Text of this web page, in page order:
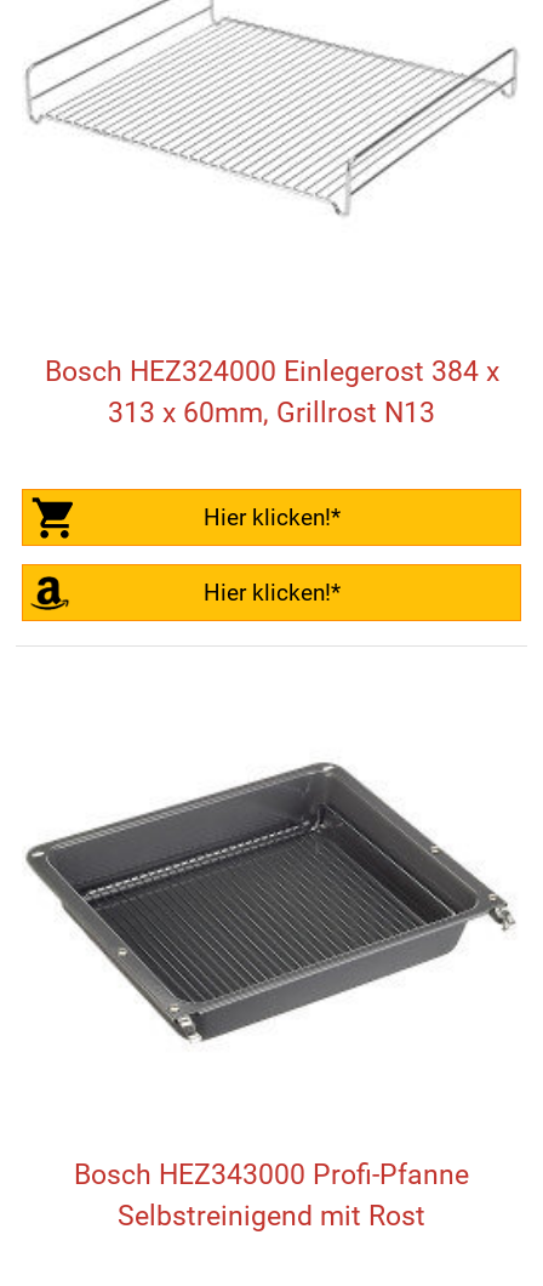
Bosch HEZ324000 Einlegerost 384 x
313 x 60mm, Grillrost N13
Hier klicken!*
Hier klicken!*
Bosch HEZ343000 Profi-Pfanne
Selbstreinigend mit Rost